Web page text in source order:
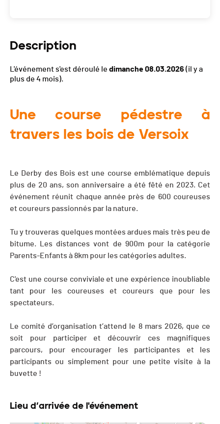
Description
L'événement s'est déroulé le dimanche 08.03.2026 (il y a
plus de 4 mois).
Une course pédestre à
travers les bois de Versoix
Le Derby des Bois est une course emblématique depuis
plus de 20 ans, son anniversaire a été fêté en 2023. Cet
événement réunit chaque année près de 600 coureuses
et coureurs passionnés par la nature.
Tu y trouveras quelques montées ardues mais très peu de
bitume. Les distances vont de 900m pour la catégorie
Parents-Enfants à 8km pour les catégories adultes.
C'est une course conviviale et une expérience inoubliable
tant pour les coureuses et coureurs que pour les
spectateurs.
Le comité d’organisation t’attend le 8 mars 2026, que ce
soit pour participer et découvrir ces magnifiques
parcours, pour encourager les participantes et les
participants ou simplement pour une petite visite à la
buvette !
Lieu d’arrivée de l'événement